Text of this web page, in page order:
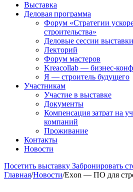
Выставка
Деловая программа
Форум «Стратегии
строительства»
Деловые сессии выставки
Лекторий
Форум мастеров
Kreacollab — бизнес-
Я — строитель будущего
Участникам
Участие в выставке
Документы
Компенсация затрат на
компаний
Проживание
Контакты
Новости
Посетить выставку Забронировать
Главная/Новости/Exon — ПО для